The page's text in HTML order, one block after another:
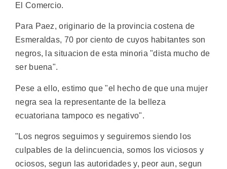
El Comercio.
Para Paez, originario de la provincia costena de
Esmeraldas, 70 por ciento de cuyos habitantes son
negros, la situacion de esta minoria "dista mucho de
ser buena".
Pese a ello, estimo que "el hecho de que una mujer
negra sea la representante de la belleza
ecuatoriana tampoco es negativo".
"Los negros seguimos y seguiremos siendo los
culpables de la delincuencia, somos los viciosos y
ociosos, segun las autoridades y, peor aun, segun